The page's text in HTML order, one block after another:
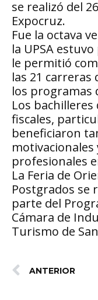
se realizó del
Expocruz.
Fue la octava
la UPSA
le permitió
las 21
los programas
Los
fiscales,
beneficiaron
motivacionales
profesionales
La Feria de
Postgrados se
parte del
Cámara de
Turismo de
ANTERIOR